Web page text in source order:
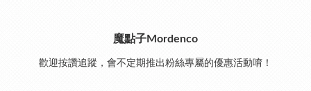
魔點子Mordenco
歡迎按讚追蹤，會不定期推出粉絲專屬的優惠活動唷！